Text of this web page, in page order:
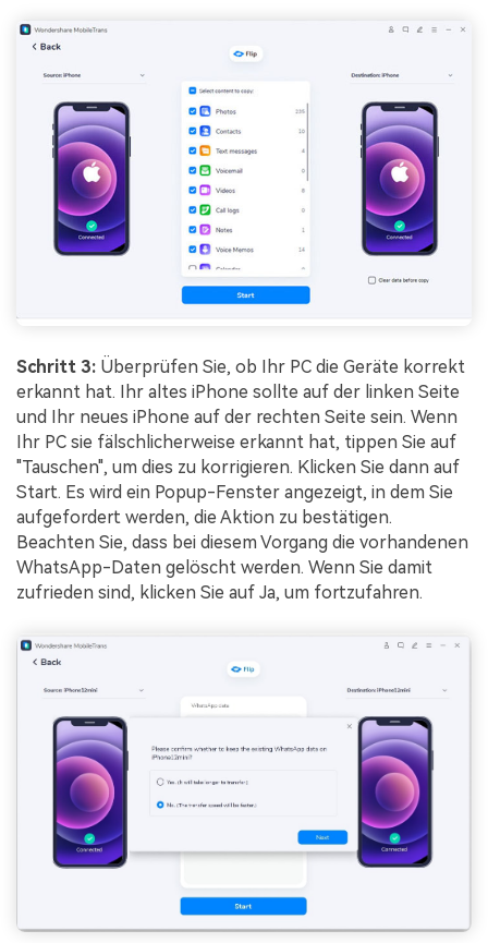
Schritt 3: Überprüfen Sie, ob Ihr PC die Geräte korrekt
erkannt hat. Ihr altes iPhone sollte auf der linken Seite
und Ihr neues iPhone auf der rechten Seite sein. Wenn
Ihr PC sie fälschlicherweise erkannt hat, tippen Sie auf
"Tauschen", um dies zu korrigieren. Klicken Sie dann auf
Start. Es wird ein Popup-Fenster angezeigt, in dem Sie
aufgefordert werden, die Aktion zu bestätigen.
Beachten Sie, dass bei diesem Vorgang die vorhandenen
WhatsApp-Daten gelöscht werden. Wenn Sie damit
zufrieden sind, klicken Sie auf Ja, um fortzufahren.